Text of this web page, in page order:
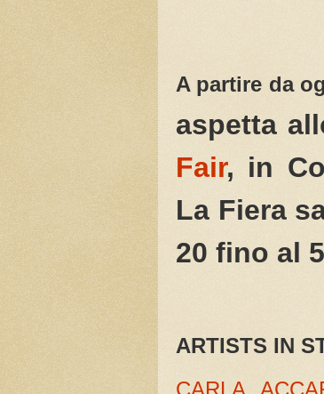
A partire da
aspetta
Fair, in
La Fiera
20 fino al
ARTISTS IN